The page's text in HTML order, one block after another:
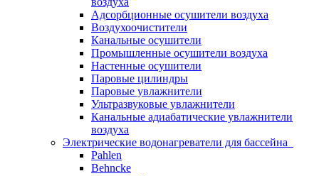
Адсорбционные осушители воздуха
Воздухоочистители
Канальные осушители
Промышленные осушители воздуха
Настенные осушители
Паровые цилиндры
Паровые увлажнители
Ультразвуковые увлажнители
Канальные адиабатические увлажнители
воздуха
Электрические водонагреватели для бассейна
Pahlen
Behncke